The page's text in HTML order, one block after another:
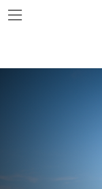
ン
へ
ビ
ョ